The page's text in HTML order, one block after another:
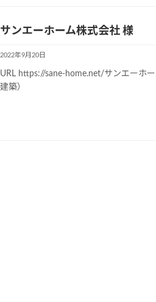
サンエーホーム株式会社 様
2022年9月20日
URL https://sane-home.net/サンエーホ
建築）